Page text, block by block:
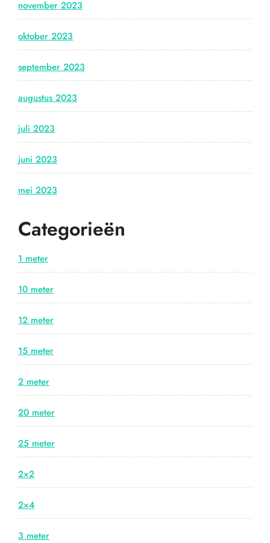
november 2023
oktober 2023
september 2023
augustus 2023
juli 2023
juni 2023
mei 2023
Categorieën
1 meter
10 meter
12 meter
15 meter
2 meter
20 meter
25 meter
2×2
2×4
3 meter